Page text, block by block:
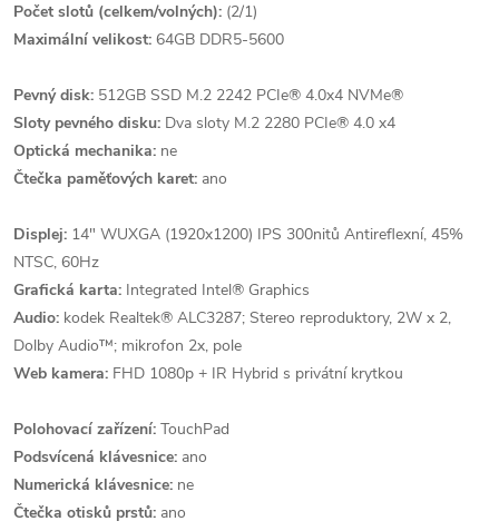
Počet slotů (celkem/volných): (2/1)
Maximální velikost: 64GB DDR5-5600
Pevný disk: 512GB SSD M.2 2242 PCIe® 4.0x4 NVMe®
Sloty pevného disku: Dva sloty M.2 2280 PCIe® 4.0 x4
Optická mechanika: ne
Čtečka paměťových karet: ano
Displej: 14" WUXGA (1920x1200) IPS 300nitů Antireflexní, 45%
NTSC, 60Hz
Grafická karta: Integrated Intel® Graphics
Audio: kodek Realtek® ALC3287; Stereo reproduktory, 2W x 2,
Dolby Audio™; mikrofon 2x, pole
Web kamera: FHD 1080p + IR Hybrid s privátní krytkou
Polohovací zařízení: TouchPad
Podsvícená klávesnice: ano
Numerická klávesnice: ne
Čtečka otisků prstů: ano